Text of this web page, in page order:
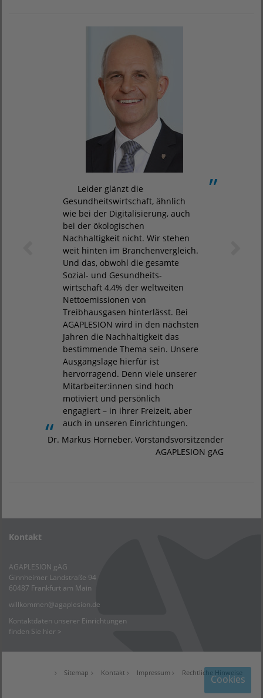
Leider glänzt die
Gesundheitswirtschaft, ähnlich
wie bei der Digitalisierung, auch
bei der ökologischen
Nachhaltigkeit nicht. Wir stehen
weit hinten im Branchenvergleich.
Und das, obwohl die gesamte
Sozial- und Gesundheits-
wirtschaft 4,4% der weltweiten
Nettoemissionen von
Treibhausgasen hinterlässt. Bei
AGAPLESION wird in den nächsten
Jahren die Nachhaltigkeit das
bestimmende Thema sein. Unsere
Ausgangslage hierfür ist
hervorragend. Denn viele unserer
Mitarbeiter:innen sind hoch
motiviert und persönlich
engagiert – in ihrer Freizeit, aber
auch in unseren Einrichtungen.
Dr. Markus Horneber, Vorstandsvorsitzender
AGAPLESION gAG
zurück
Kontakt
AGAPLESION gAG
Ginnheimer Landstraße 94
60487 Frankfurt am Main
willkommen@agaplesion.de
Kontaktdaten unserer Einrichtungen
finden Sie hier >
Sitemap Kontakt Impressum Rechtliche Hinweise
Cookies